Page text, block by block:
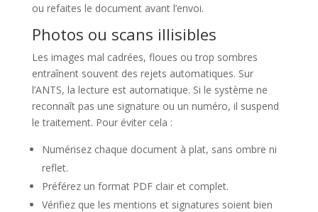
ou refaites le document avant l’envoi.
Photos ou scans illisibles
Les images mal cadrées, floues ou trop sombres
entraînent souvent des rejets automatiques. Sur
l’ANTS, la lecture est automatique. Si le système ne
reconnaît pas une signature ou un numéro, il suspend
le traitement. Pour éviter cela :
Numérisez chaque document à plat, sans ombre ni
reflet.
Préférez un format PDF clair et complet.
Vérifiez que les mentions et signatures soient bien